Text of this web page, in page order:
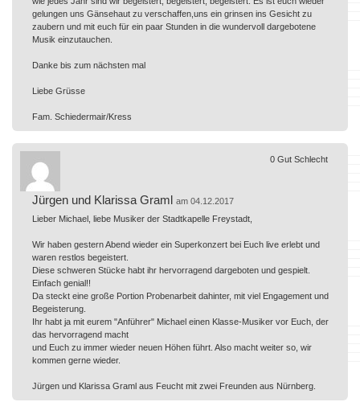
gelungen uns Gänsehaut zu verschaffen,uns ein grinsen ins Gesicht zu
zaubern und mit euch für ein paar Stunden in die wundervoll dargebotene
Musik einzutauchen.
Danke bis zum nächsten mal
Liebe Grüsse
Fam. Schiedermair/Kress
Jürgen und Klarissa Graml am 04.12.2017
Lieber Michael, liebe Musiker der Stadtkapelle Freystadt,
Wir haben gestern Abend wieder ein Superkonzert bei Euch live erlebt und
waren restlos begeistert.
Diese schweren Stücke habt ihr hervorragend dargeboten und gespielt.
Einfach genial!!
Da steckt eine große Portion Probenarbeit dahinter, mit viel Engagement und
Begeisterung.
Ihr habt ja mit eurem "Anführer" Michael einen Klasse-Musiker vor Euch, der
das hervorragend macht
und Euch zu immer wieder neuen Höhen führt. Also macht weiter so, wir
kommen gerne wieder.
Jürgen und Klarissa Graml aus Feucht mit zwei Freunden aus Nürnberg.
0 Gut Schlecht